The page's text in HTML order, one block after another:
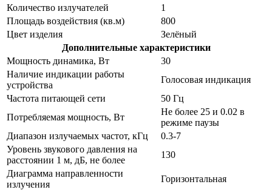
Количество излучателей
1
Площадь воздействия (кв.м)
800
Цвет изделия
Зелёный
Дополнительные характеристики
Мощность динамика, Вт
30
Наличие индикации работы
устройства
Голосовая индикация
Частота питающей сети
50 Гц
Потребляемая мощность, Вт
Не более 25 и 0.02 в
режиме паузы
Диапазон излучаемых частот, кГц
0.3-7
Уровень звукового давления на
расстоянии 1 м, дБ, не более
130
Диаграмма направленности
излучения
Горизонтальная